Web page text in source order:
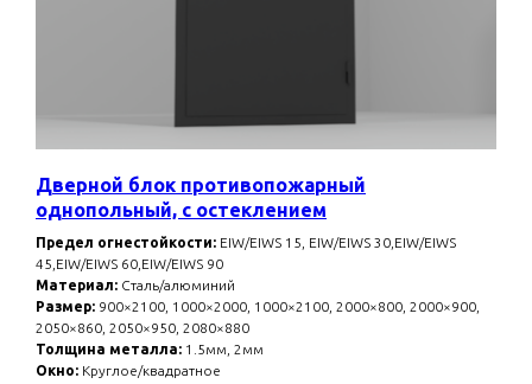
Дверной блок противопожарный
однопольный, с остеклением
Предел огнестойкости: EIW/EIWS 15, EIW/EIWS 30,EIW/EIWS
45,EIW/EIWS 60,EIW/EIWS 90
Материал: Сталь/алюминий
Размер: 900×2100, 1000×2000, 1000×2100, 2000×800, 2000×900,
2050×860, 2050×950, 2080×880
Толщина металла: 1.5мм, 2мм
Окно: Круглое/квадратное